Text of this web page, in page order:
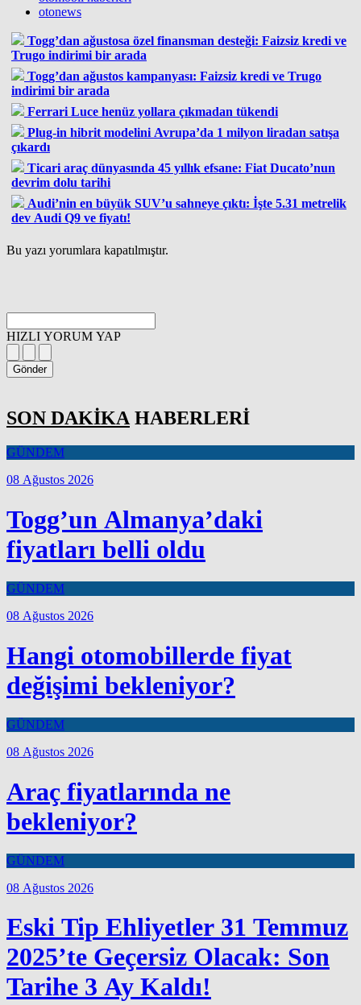
otonews
Togg’dan ağustosa özel finansman desteği: Faizsiz kredi ve
Trugo indirimi bir arada
Togg’dan ağustos kampanyası: Faizsiz kredi ve Trugo
indirimi bir arada
Ferrari Luce henüz yollara çıkmadan tükendi
Plug-in hibrit modelini Avrupa’da 1 milyon liradan satışa
çıkardı
Ticari araç dünyasında 45 yıllık efsane: Fiat Ducato’nun
devrim dolu tarihi
Audi’nin en büyük SUV’u sahneye çıktı: İşte 5.31 metrelik
dev Audi Q9 ve fiyatı!
Bu yazı yorumlara kapatılmıştır.
HIZLI YORUM YAP
Gönder
SON DAKİKAHABERLERİ
GÜNDEM
08 Ağustos 2026
Togg’un Almanya’daki
fiyatları belli oldu
GÜNDEM
08 Ağustos 2026
Hangi otomobillerde fiyat
değişimi bekleniyor?
GÜNDEM
08 Ağustos 2026
Araç fiyatlarında ne
bekleniyor?
GÜNDEM
08 Ağustos 2026
Eski Tip Ehliyetler 31 Temmuz
2025’te Geçersiz Olacak: Son
Tarihe 3 Ay Kaldı!